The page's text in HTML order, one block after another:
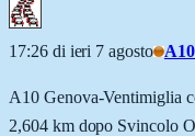
17:26 di ieri 7 agosto
A10 Genova-Ventimiglia
2,604 km dopo Svincolo